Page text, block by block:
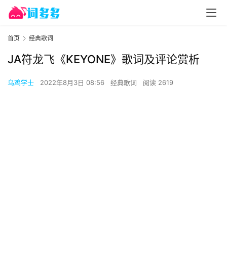
首页 经典歌词
JA符龙飞《KEYONE》歌词及评论赏析
乌鸡学士 2022年8月3日 08:56 经典歌词 阅读 2619